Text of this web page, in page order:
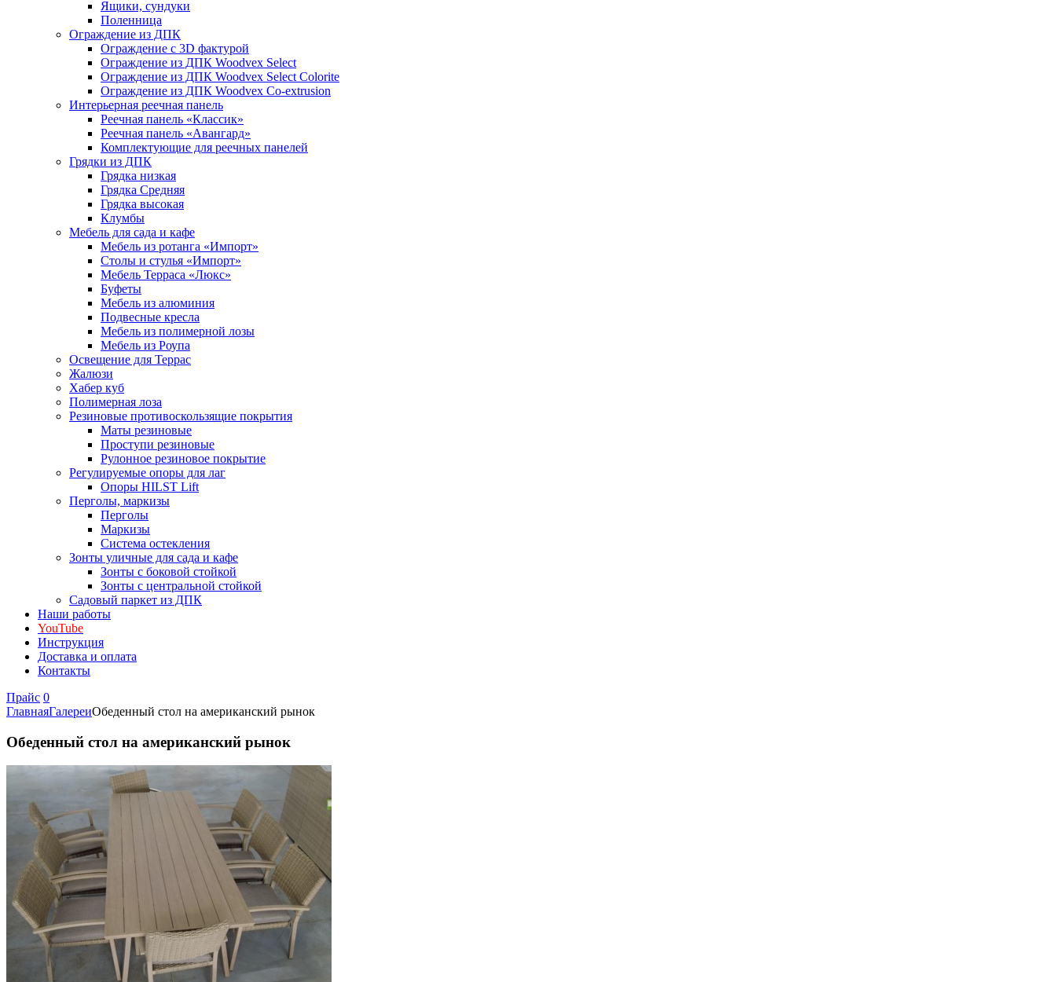
Ящики, сундуки
Поленница
Ограждение из ДПК
Ограждение с 3D фактурой
Ограждение из ДПК Woodvex Select
Ограждение из ДПК Woodvex Select Colorite
Ограждение из ДПК Woodvex Co-extrusion
Интерьерная реечная панель
Реечная панель «Классик»
Реечная панель «Авангард»
Комплектующие для реечных панелей
Грядки из ДПК
Грядка низкая
Грядка Средняя
Грядка высокая
Клумбы
Мебель для сада и кафе
Мебель из ротанга «Импорт»
Столы и стулья «Импорт»
Мебель Терраса «Люкс»
Буфеты
Мебель из алюминия
Подвесные кресла
Мебель из полимерной лозы
Мебель из Роупа
Освещение для Террас
Жалюзи
Хабер куб
Полимерная лоза
Резиновые противоскользящие покрытия
Маты резиновые
Проступи резиновые
Рулонное резиновое покрытие
Регулируемые опоры для лаг
Опоры HILST Lift
Перголы, маркизы
Перголы
Маркизы
Система остекления
Зонты уличные для сада и кафе
Зонты с боковой стойкой
Зонты с центральной стойкой
Садовый паркет из ДПК
Наши работы
YouTube
Инструкция
Доставка и оплата
Контакты
Прайс 0
ГлавнаяГалереиОбеденный стол на американский рынок
Обеденный стол на американский рынок